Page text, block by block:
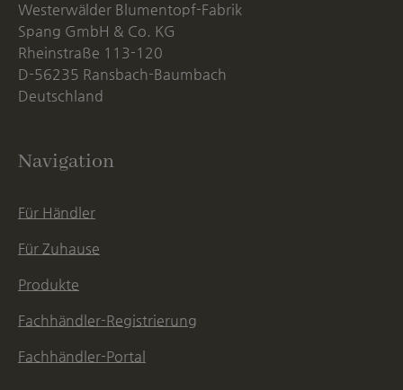
Westerwälder Blumentopf-Fabrik
Spang GmbH & Co. KG
Rheinstraße 113-120
D-56235 Ransbach-Baumbach
Deutschland
Navigation
Für Händler
Für Zuhause
Produkte
Fachhändler-Registrierung
Fachhändler-Portal